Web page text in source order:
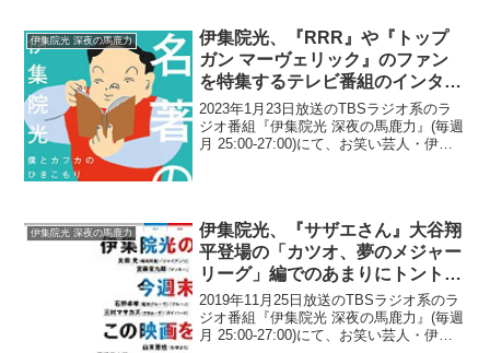
伊集院光 深夜の馬鹿力
伊集院光、『RRR』や『トップ
ガン マーヴェリック』のファン
を特集するテレビ番組のインタビ
ューに疑問「いっぱい見た人を代
表として…」
2023年1月23日放送のTBSラジオ系のラ
ジオ番組『伊集院光 深夜の馬鹿力』(毎週
月 25:00-27:00)にて、お笑い芸人・伊集
伊集院光 深夜の馬鹿力
伊集院光、『サザエさん』大谷翔
平登場の「カツオ、夢のメジャー
リーグ」編でのあまりにトントン
拍子な展開に「カツオ君、序盤に
事故で…」
2019年11月25日放送のTBSラジオ系のラ
ジオ番組『伊集院光 深夜の馬鹿力』(毎週
月 25:00-27:00)にて、お笑い芸人・伊集